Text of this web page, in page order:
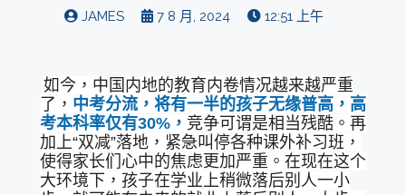
JAMES 7 8 月, 2024 12:51 上午
如今，中国内地的教育内卷情况越来越严重
了， 中考分流，将有一半的孩子无缘普高，高
考本科率仅有30%， 竞争可谓是相当残酷。再
加上“双减”落地，紧急叫停各种课外补习班，
使得家长们心中的焦虑更加严重。在现在这个
大环境下，孩子在学业上稍微落后别人一小